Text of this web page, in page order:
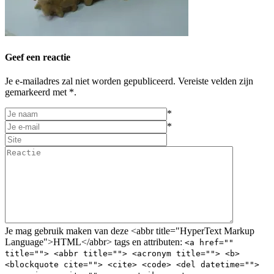
Geef een reactie
Je e-mailadres zal niet worden gepubliceerd. Vereiste velden zijn
gemarkeerd met *.
*
*
Je mag gebruik maken van deze <abbr title="HyperText Markup
Language">HTML</abbr> tags en attributen: <a href=""
title=""> <abbr title=""> <acronym title=""> <b>
<blockquote cite=""> <cite> <code> <del datetime="">